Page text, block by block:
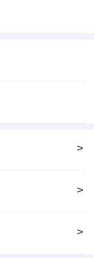
>
>
>